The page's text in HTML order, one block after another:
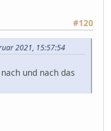
#120
2021, 15:57:54
und nach das